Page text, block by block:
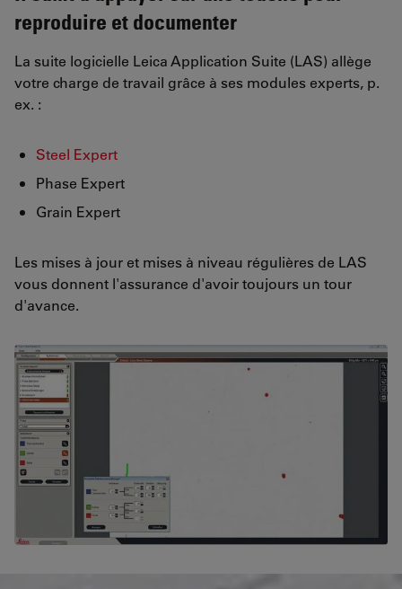
reproduire et documenter
La suite logicielle Leica Application Suite (LAS) allège
votre charge de travail grâce à ses modules experts, p.
ex. :
Steel Expert
Phase Expert
Grain Expert
Les mises à jour et mises à niveau régulières de LAS
vous donnent l'assurance d'avoir toujours un tour
d'avance.